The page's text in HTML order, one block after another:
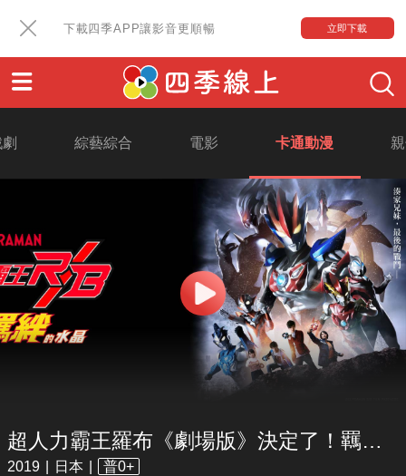
下載四季APP讓影音更順暢 立即下載
綜藝綜合 電影 卡通動漫
超人力霸王羅布《劇場版》決定了！羈絆的水晶【國語版】
2019 日本 普0+